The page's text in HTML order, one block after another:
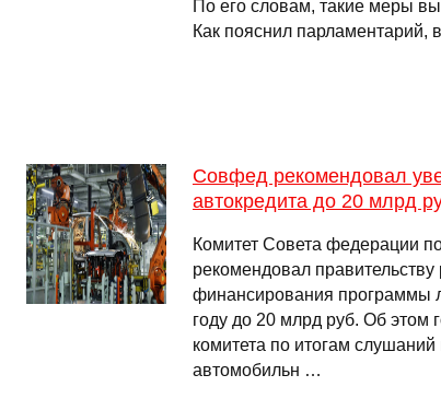
По его словам, такие меры
Как пояснил парламентарий,
Совфед рекомендовал
автокредита до 20 млрд
Комитет Совета федерации
рекомендовал
финансирования программы
году до 20 млрд руб. Об этом
комитета по итогам
автомобильн …